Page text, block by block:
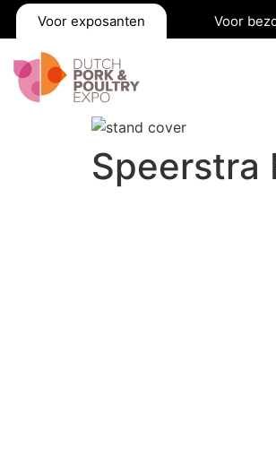
Voor exposanten Voor
Speerstra